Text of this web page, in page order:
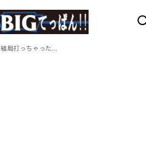
結局打っちゃった…